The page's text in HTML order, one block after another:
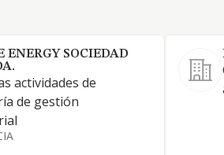
ENERGY SOCIEDAD
actividades de
de gestión